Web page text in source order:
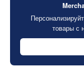
товары с